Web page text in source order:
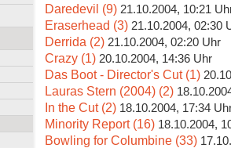
Daredevil (9) 21.10.2004, 10:21
Eraserhead (3) 21.10.2004, 02:30
Derrida (2) 21.10.2004, 02:20 Uhr
Crazy (1) 20.10.2004, 14:36 Uhr
Das Boot - Director's Cut (1)
Lauras Stern (2004) (2)
In the Cut (2) 18.10.2004, 17:34
Minority Report (16) 18.10.2004,
Bowling for Columbine (33)